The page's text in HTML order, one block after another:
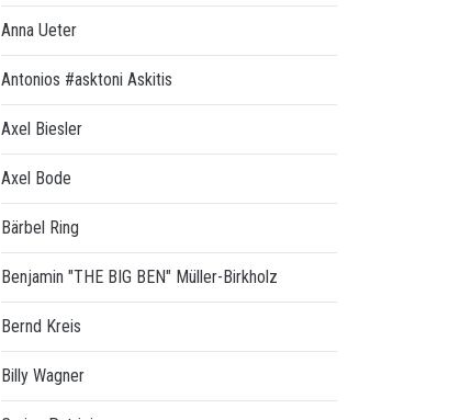
Anna Ueter
Antonios #asktoni Askitis
Axel Biesler
Axel Bode
Bärbel Ring
Benjamin "THE BIG BEN" Müller-Birkholz
Bernd Kreis
Billy Wagner